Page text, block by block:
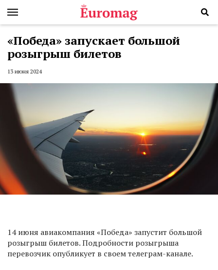
«Победа» запускает большой
розыгрыш билетов
13 июня 2024
14 июня авиакомпания «Победа» запустит большой
розыгрыш билетов. Подробности розыгрыша
перевозчик опубликует в своем телеграм-канале.